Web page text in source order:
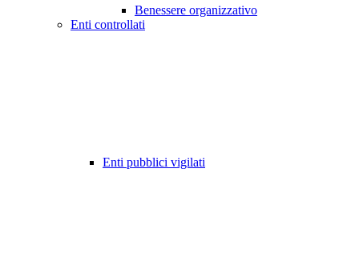
Benessere organizzativo
Enti controllati
Enti pubblici vigilati